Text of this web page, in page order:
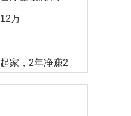
万
家，2年净赚2